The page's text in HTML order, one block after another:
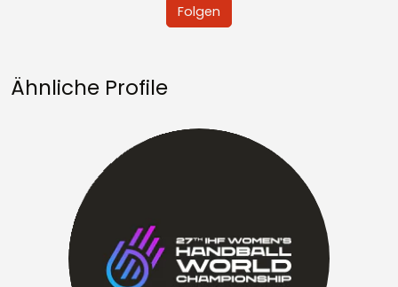
Folgen
Ähnliche Profile